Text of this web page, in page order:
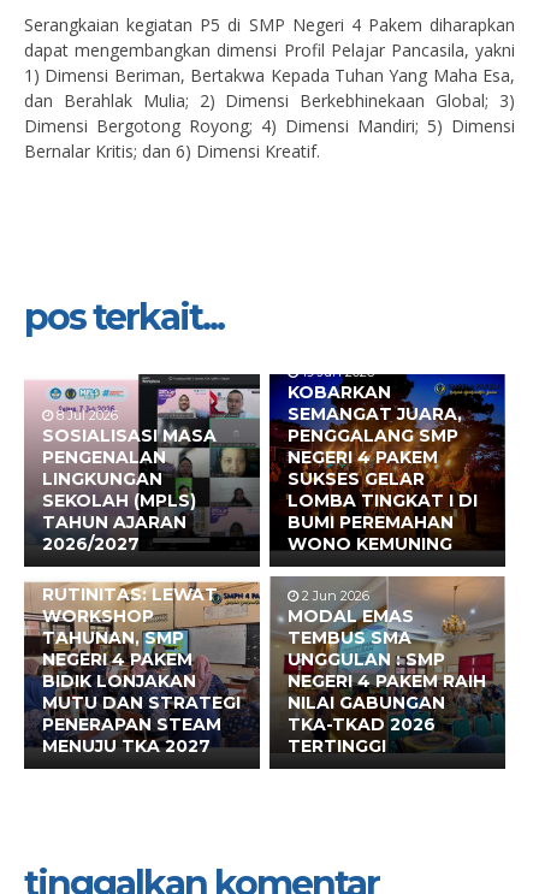
Serangkaian kegiatan P5 di SMP Negeri 4 Pakem diharapkan
dapat mengembangkan dimensi Profil Pelajar Pancasila, yakni
1) Dimensi Beriman, Bertakwa Kepada Tuhan Yang Maha Esa,
dan Berahlak Mulia; 2) Dimensi Berkebhinekaan Global; 3)
Dimensi Bergotong Royong; 4) Dimensi Mandiri; 5) Dimensi
Bernalar Kritis; dan 6) Dimensi Kreatif.
pos terkait...
8 Jul 2026
SOSIALISASI MASA
PENGENALAN
LINGKUNGAN
SEKOLAH (MPLS)
TAHUN AJARAN
2026/2027
19 Jun 2026
KOBARKAN
SEMANGAT JUARA,
PENGGALANG SMP
NEGERI 4 PAKEM
SUKSES GELAR
LOMBA TINGKAT I DI
BUMI PEREMAHAN
WONO KEMUNING
17 Jun 2026
BUKAN SEKADAR
RUTINITAS: LEWAT
WORKSHOP
TAHUNAN, SMP
NEGERI 4 PAKEM
BIDIK LONJAKAN
MUTU DAN STRATEGI
PENERAPAN STEAM
MENUJU TKA 2027
2 Jun 2026
MODAL EMAS
TEMBUS SMA
UNGGULAN : SMP
NEGERI 4 PAKEM RAIH
NILAI GABUNGAN
TKA-TKAD 2026
TERTINGGI
tinggalkan komentar